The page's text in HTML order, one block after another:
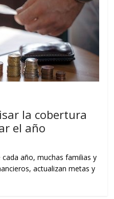
la cobertura
el año
año, muchas familias y
actualizan metas y